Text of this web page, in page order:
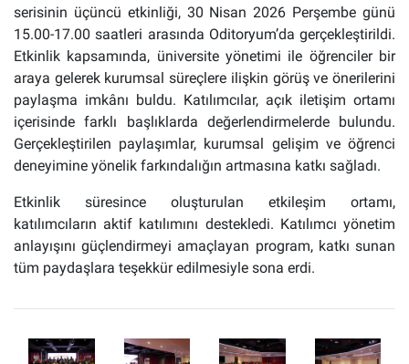
serisinin üçüncü etkinliği, 30 Nisan 2026 Perşembe günü
15.00-17.00 saatleri arasında Oditoryum’da gerçekleştirildi.
Etkinlik kapsamında, üniversite yönetimi ile öğrenciler bir
araya gelerek kurumsal süreçlere ilişkin görüş ve önerilerini
paylaşma imkânı buldu. Katılımcılar, açık iletişim ortamı
içerisinde farklı başlıklarda değerlendirmelerde bulundu.
Gerçekleştirilen paylaşımlar, kurumsal gelişim ve öğrenci
deneyimine yönelik farkındalığın artmasına katkı sağladı.
Etkinlik süresince oluşturulan etkileşim ortamı,
katılımcıların aktif katılımını destekledi. Katılımcı yönetim
anlayışını güçlendirmeyi amaçlayan program, katkı sunan
tüm paydaşlara teşekkür edilmesiyle sona erdi.